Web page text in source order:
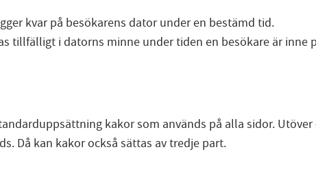
kvar på besökarens dator under en bestämd tid.
tillfälligt i datorns minne under tiden en besökare är
kakor som används på alla sidor.
Då kan kakor också sättas av tredje part.